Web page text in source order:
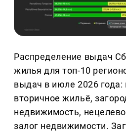
Распределение выдач
жилья для топ-10
выдач в июле 2026 года:
вторичное жильё,
недвижимость,
залог недвижимости.